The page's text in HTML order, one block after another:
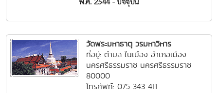
วัดพระมหาธาตุ วรมหาวิหาร
ที่อยู่: ตำบล ในเมือง อำเภอเมือง
นครศรีธรรมราช นครศรีธรรมราช
80000
โทรศัพท์: 075 343 411